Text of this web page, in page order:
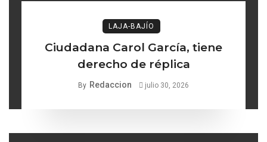
LAJA-BAJÍO
Ciudadana Carol García, tiene
derecho de réplica
By Redaccion julio 30, 2026